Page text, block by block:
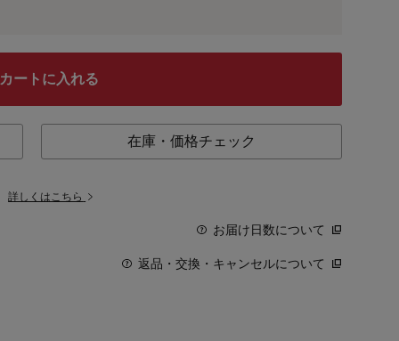
カートに入れる
在庫・価格チェック
詳しくはこちら
お届け日数について
返品・交換・キャンセルについて